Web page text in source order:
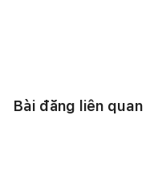
Bài đăng liên quan